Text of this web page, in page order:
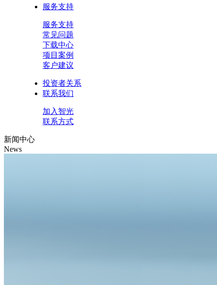
服务支持
服务支持
常见问题
下载中心
项目案例
客户建议
投资者关系
联系我们
加入智光
联系方式
新闻中心
News